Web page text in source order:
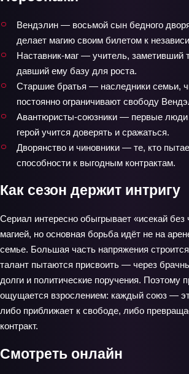
Вендэлин — восьмой сын бедного
делает магию своим билетом к
Наставник‑маг — учитель, заметивший
давший ему базу для роста.
Старшие братья — наследники семьи,
постоянно ограничивают свободу
Авантюристы‑союзники — первые люди
герой учится доверять и сражаться.
Дворянство и чиновники — те, кто
способности к выгодным контрактам.
Как сезон держит интригу
Сериал интересно обыгрывает «исекай без
магией, но основная борьба идёт не на
семье. Большая часть напряжения
талант пытаются присвоить — через
долги и политические поручения. Поэтому
ощущается взрослением: каждый союз —
либо приближает к свободе, либо
контракт.
Смотреть онлайн